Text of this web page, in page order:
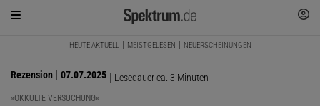
HEUTE AKTUELL MEISTGELESEN NEUERSCHEINUNGEN
Rezension 07.07.2025 Lesedauer ca. 3 Minuten
»OKKULTE VERSUCHUNG«